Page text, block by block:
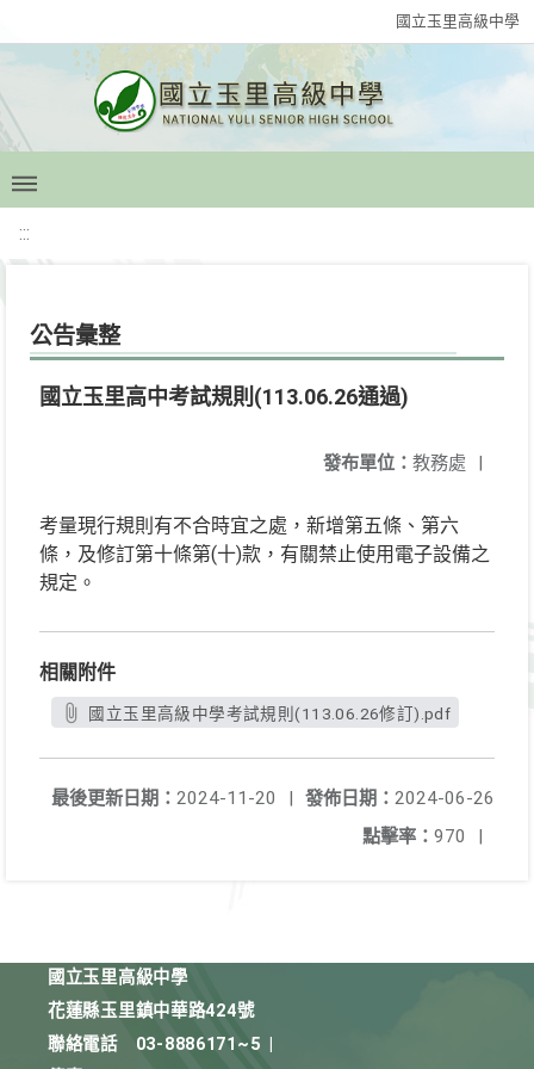
國立玉里高級中學
:::
公告彙整
國立玉里高中考試規則(113.06.26通過)
發布單位： 教務處 |
考量現行規則有不合時宜之處，新增第五條、第六
條，及修訂第十條第(十)款，有關禁止使用電子設備之
規定。
相關附件
國立玉里高級中學考試規則(113.06.26修訂).pdf
發佈日期： 2024-06-26
最後更新日期： 2024-11-20
|
點擊率： 970 |
國立玉里高級中學
花蓮縣玉里鎮中華路424號
聯絡電話
03-8886171~5